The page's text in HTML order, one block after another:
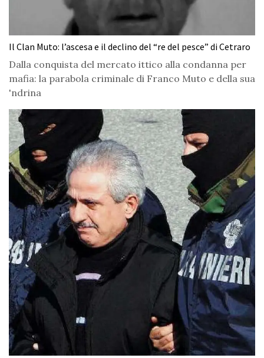
Il Clan Muto: l’ascesa e il declino del “re del pesce” di Cetraro
Dalla conquista del mercato ittico alla condanna per
mafia: la parabola criminale di Franco Muto e della sua
'ndrina